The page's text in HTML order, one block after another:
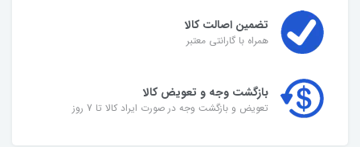
تضمین اصالت کالا
همراه با گارانتی معتبر
بازگشت وجه و تعویض کالا
تعویض و بازگشت وجه در صورت ایراد کالا تا 7 روز